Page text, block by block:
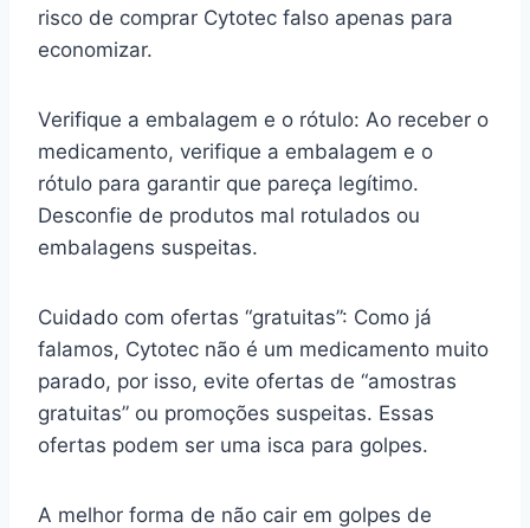
risco de comprar Cytotec falso apenas para
economizar.
Verifique a embalagem e o rótulo: Ao receber o
medicamento, verifique a embalagem e o
rótulo para garantir que pareça legítimo.
Desconfie de produtos mal rotulados ou
embalagens suspeitas.
Cuidado com ofertas “gratuitas”: Como já
falamos, Cytotec não é um medicamento muito
parado, por isso, evite ofertas de “amostras
gratuitas” ou promoções suspeitas. Essas
ofertas podem ser uma isca para golpes.
A melhor forma de não cair em golpes de